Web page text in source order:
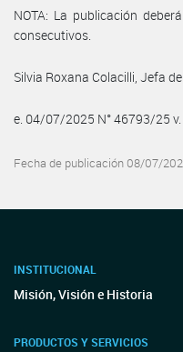
NOTA: La publicación
consecutivos.
Silvia Roxana Colacilli, Jefa
e. 04/07/2025 N° 46793/25
Fecha de publicación 08/07/
INSTITUCIONAL
Misión, Visión e Historia
PRODUCTOS Y SERVICIOS